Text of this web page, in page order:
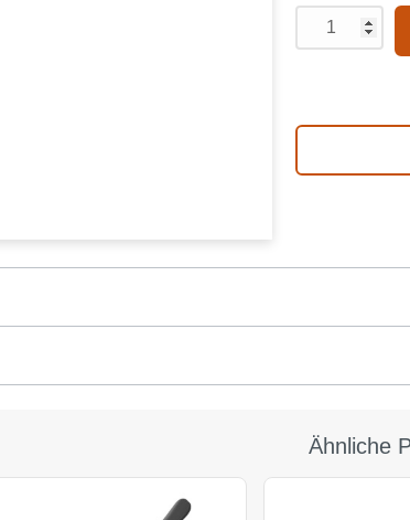
Ähnliche